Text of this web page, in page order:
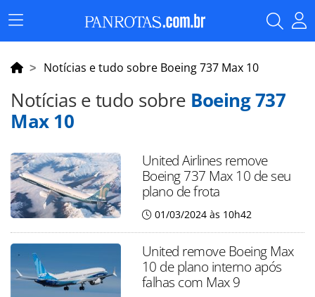
Menu
Principal
Notícias e tudo sobre Boeing 737 Max 10
Notícias e tudo sobre Boeing 737
Max 10
United Airlines remove
Boeing 737 Max 10 de seu
plano de frota
01/03/2024 às 10h42
United remove Boeing Max
10 de plano interno após
falhas com Max 9